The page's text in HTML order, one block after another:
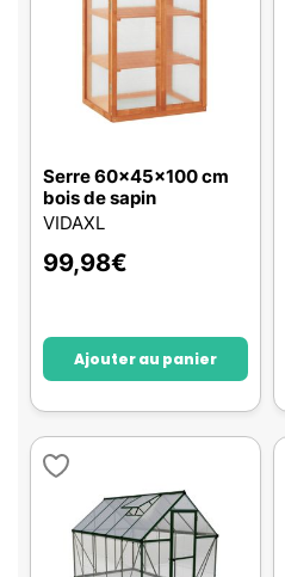
Serre 60x45x100 cm
bois de sapin
VIDAXL
99,98€
Ajouter au panier